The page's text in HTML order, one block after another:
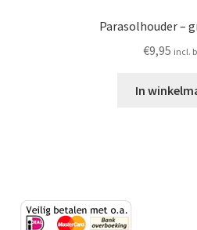
Parasolhouder –
€9,95 incl.
In